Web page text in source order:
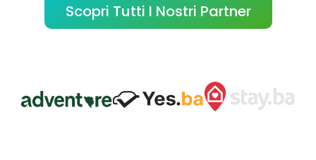
Scopri Tutti I Nostri Partner